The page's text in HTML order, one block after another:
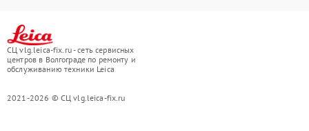
СЦ vlg.leica-fix.ru - сеть сервисных
центров в Волгограде по ремонту и
обслуживанию техники Leica
2021-2026 © СЦ vlg.leica-fix.ru